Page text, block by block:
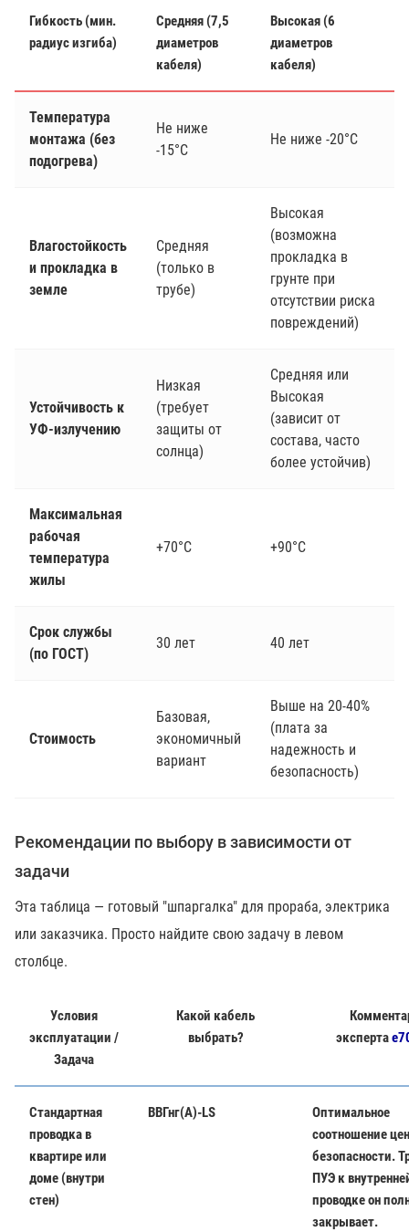
Гибкость (мин.
радиус изгиба)
Средняя (7,5
диаметров
кабеля)
Высокая (6
диаметров
кабеля)
Температура
монтажа (без
подогрева)
Не ниже
-15°C
Не ниже -20°C
Влагостойкость
и прокладка в
земле
Средняя
(только в
трубе)
Высокая
(возможна
прокладка в
грунте при
отсутствии риска
повреждений)
Устойчивость к
УФ-излучению
Низкая
(требует
защиты от
солнца)
Средняя или
Высокая
(зависит от
состава, часто
более устойчив)
Максимальная
рабочая
температура
жилы
+70°C +90°C
Срок службы
(по ГОСТ)
30 лет 40 лет
Стоимость
Базовая,
экономичный
вариант
Выше на 20-40%
(плата за
надежность и
безопасность)
Рекомендации по выбору в зависимости от
задачи
Эта таблица — готовый "шпаргалка" для прораба, электрика
или заказчика. Просто найдите свою задачу в левом
столбце.
Условия
эксплуатации /
Задача
Какой кабель
выбрать?
эксперта
Стандартная
проводка в
квартире или
доме (внутри
стен)
ВВГнг(А)-LS
Оптимальное
соотношение
безопасности.
ПУЭ к
проводке он
закрывает.